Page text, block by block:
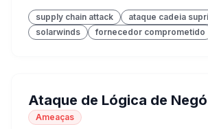
supply chain attack
ataque cadeia
solarwinds
fornecedor comprometido
Ataque de Lógica de
Ameaças